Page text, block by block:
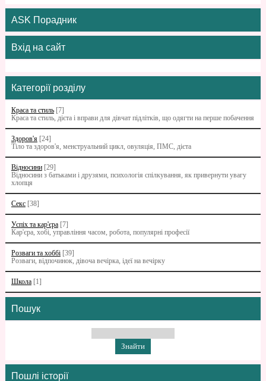
ASK Порадник
Вхід на сайт
Категорії розділу
Краса та стиль [7]
Краса та стиль, дієта і вправи для дівчат підлітків, що одягти на перше побачення
Здоров'я [24]
Тіло та здоров'я, менструальний цикл, овуляція, ПМС, дієта
Відносини [29]
Відносини з батьками i друзями, психологія спілкування, як привернути увагу
хлопця
Секс [38]
Успіх та кар'єра [7]
Кар'єра, хобі, управління часом, робота, популярні професії
Розваги та хоббі [39]
Розваги, відпочинок, дівоча вечірка, ідеї на вечірку
Школа [1]
Пошук
Пошлі історії